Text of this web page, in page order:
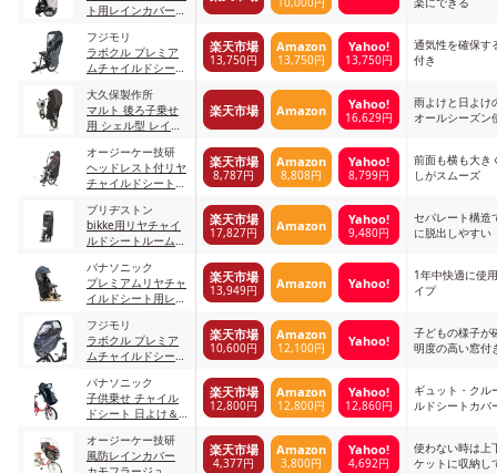
ト用レインカバー
フジモリ
ラボクル プレミア
ムチャイルドシート
トブラック
楽天市場
13,750円
Amazon
13,750円
Yahoo!
13,750円
通気性を確保す
付き
大久保製作所
マルト 後ろ子乗せ
用 シェル型 レイン
楽天市場 Amazon Yahoo!
16,629円
雨よけと日よけ
オールシーズン
オージーケー技研
ヘッドレスト付リヤ
チャイルドシート用
ック
楽天市場
8,787円
Amazon
8,808円
Yahoo!
8,799円
前面も横も大き
しがスムーズ
ブリヂストン
bikke用リヤチャイ
ルドシートルーム
楽天市場
17,827円 Amazon Yahoo!
9,480円
セパレート構造
に脱出しやすい
パナソニック
プレミアムリヤチャ
イルドシート用レイ
ブラック
楽天市場
13,949円 Amazon Yahoo!
1年中快適に使
イプ
フジモリ
ラボクル プレミア
ムチャイルドシート
トシリーズ 前用 マ
ットネイビー
楽天市場
10,600円
Amazon
12,100円 Yahoo!
子どもの様子が
明度の高い窓付
パナソニック
子供乗せ チャイル
ドシート 日よけ＆
楽天市場
12,800円
Amazon
12,800円
Yahoo!
12,860円
ギュット・クル
ルドシートカバ
オージーケー技研
風防レインカバー
楽天市場
4,377円
Amazon
3,800円
Yahoo!
4,692円
使わない時は上
ケットに収納し